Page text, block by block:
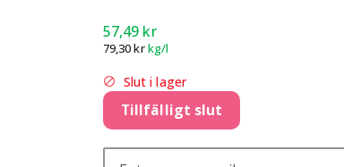
57,49 kr
79,30krkg/l
Slut i lager
Tillfälligt slut